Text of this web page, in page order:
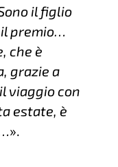
il figlio
il premio…
che è
grazie a
viaggio con
estate, è
».